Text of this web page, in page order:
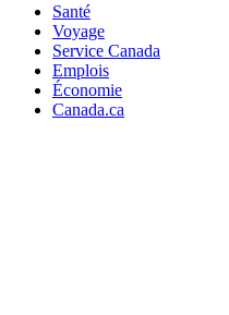
Santé
Voyage
Service Canada
Emplois
Économie
Canada.ca